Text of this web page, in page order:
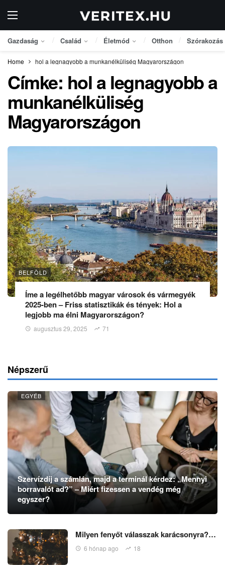
Gazdaság Család Életmód Otthon Szórakozás
Home hol a legnagyobb a munkanélküliség Magyarországon
Címke: hol a legnagyobb a
munkanélküliség
Magyarországon
BELFÖLD
Íme a legélhetőbb magyar városok és vármegyék
2025-ben – Friss statisztikák és tények: Hol a
legjobb ma élni Magyarországon?
augusztus 29, 2025 71
Népszerű
EGYÉB
Szervízdíj a számlán, majd a terminál kérdez: „Mennyi
borravalót ad?” – Miért fizessen a vendég még
egyszer?
Milyen fenyőt válasszak karácsonyra?…
6 hónap ago 18